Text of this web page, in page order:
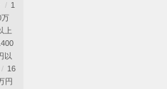
1
万
上
以
16
円